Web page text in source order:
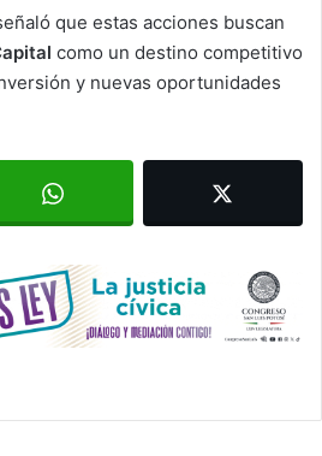
que estas acciones buscan
como un destino competitivo
y nuevas oportunidades